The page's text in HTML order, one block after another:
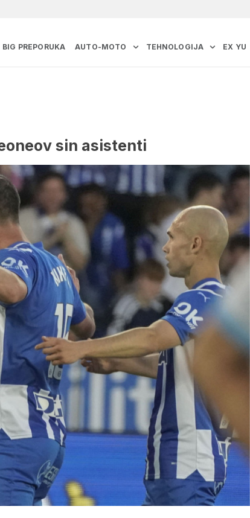
BIG PREPORUKA AUTO-MOTO TEHNOLOGIJA EX YU
sin asistenti